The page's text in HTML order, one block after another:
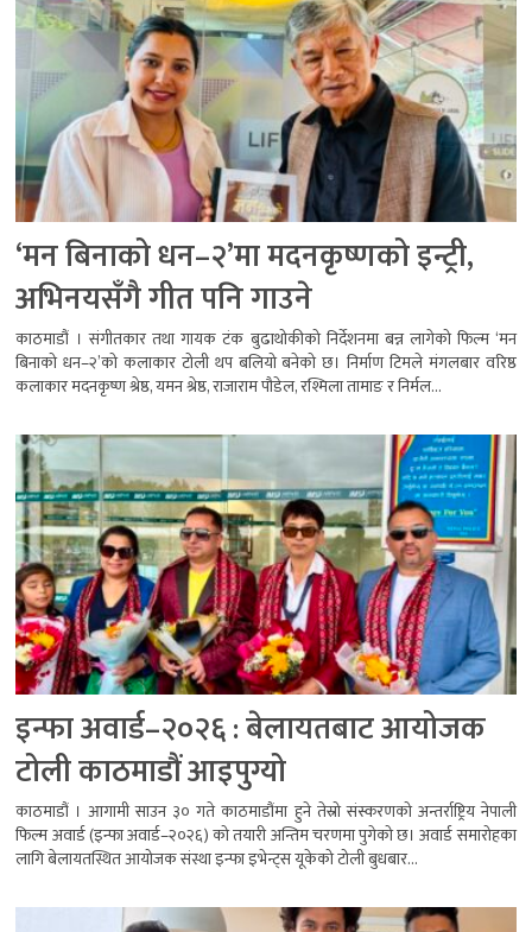
‘मन बिनाको धन–२’मा मदनकृष्णको इन्ट्री,
अभिनयसँगै गीत पनि गाउने
काठमाडौं । संगीतकार तथा गायक टंक बुढाथोकीको निर्देशनमा बन्न लागेको फिल्म ‘मन
बिनाको धन–२’को कलाकार टोली थप बलियो बनेको छ। निर्माण टिमले मंगलबार वरिष्ठ
कलाकार मदनकृष्ण श्रेष्ठ, यमन श्रेष्ठ, राजाराम पौडेल, रश्मिला तामाङ र निर्मल...
इन्फा अवार्ड–२०२६ : बेलायतबाट आयोजक
टोली काठमाडौं आइपुग्यो
काठमाडौं । आगामी साउन ३० गते काठमाडौंमा हुने तेस्रो संस्करणको अन्तर्राष्ट्रिय नेपाली
फिल्म अवार्ड (इन्फा अवार्ड–२०२६) को तयारी अन्तिम चरणमा पुगेको छ। अवार्ड समारोहका
लागि बेलायतस्थित आयोजक संस्था इन्फा इभेन्ट्स यूकेको टोली बुधबार...